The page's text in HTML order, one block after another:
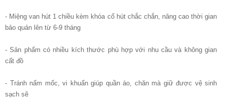
- Miệng van hút 1 chiều kèm khóa cổ hút chắc chắn, nâng cao thời gian
bảo quản lên từ 6-9 tháng
- Sản phẩm có nhiều kích thước phù hợp với nhu cầu và không gian
cất đồ
- Tránh nấm mốc, vi khuẩn giúp quần áo, chăn mà giữ được vệ sinh
sạch sẽ